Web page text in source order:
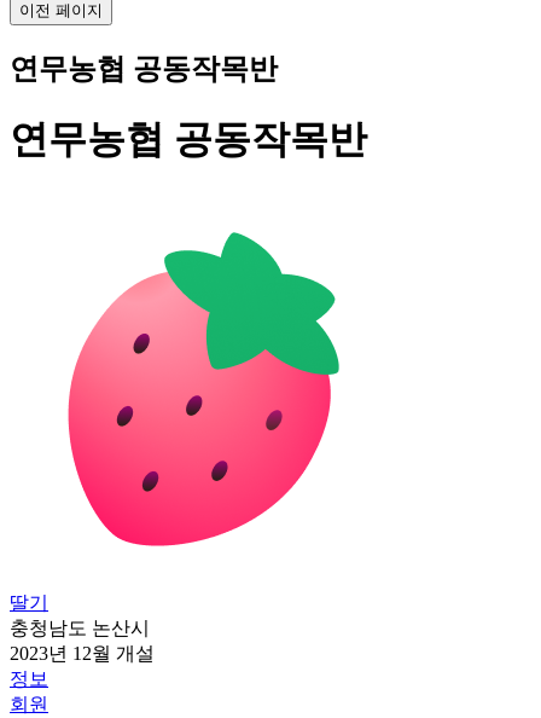
이전 페이지
연무농협 공동작목반
연무농협 공동작목반
딸기
충청남도 논산시
2023년 12월 개설
정보
회원